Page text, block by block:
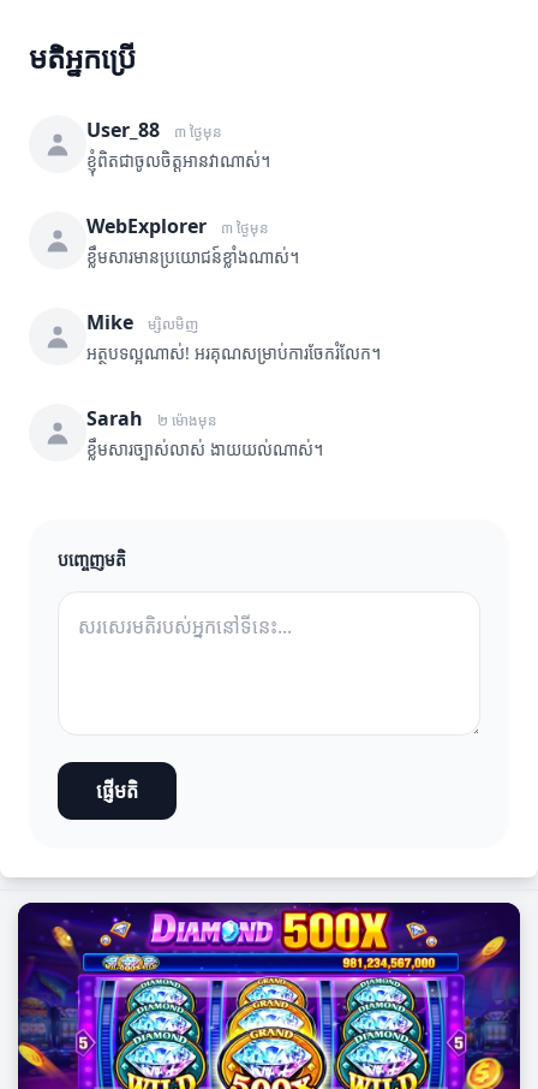
មតិអ្នកប្រើ
User_88 ៣ ថ្ងៃមុន
ខ្ញុំពិតជាចូលចិត្តអានវាណាស់។
WebExplorer ៣ ថ្ងៃមុន
ខ្លឹមសារមានប្រយោជន៍ខ្លាំងណាស់។
Mike ម្សិលមិញ
អត្ថបទល្អណាស់! អរគុណសម្រាប់ការចែករំលែក។
Sarah ២ ម៉ោងមុន
ខ្លឹមសារច្បាស់លាស់ ងាយយល់ណាស់។
បញ្ចេញមតិ
ផ្ញើមតិ